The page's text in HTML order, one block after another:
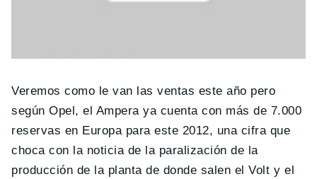
Veremos como le van las ventas este año pero
según Opel, el Ampera ya cuenta con más de 7.000
reservas en Europa para este 2012, una cifra que
choca con la noticia de la paralización de la
producción de la planta de donde salen el Volt y el